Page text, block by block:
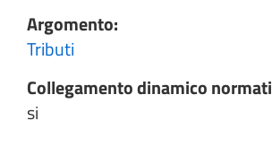
Argomento:
Tributi
Collegamento dinamico
si